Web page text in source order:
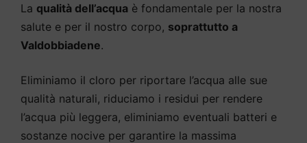
La qualità dell’acqua è fondamentale per la nostra
salute e per il nostro corpo, soprattutto a
Valdobbiadene.
Eliminiamo il cloro per riportare l’acqua alle sue
qualità naturali, riduciamo i residui per rendere
l’acqua più leggera, eliminiamo eventuali batteri e
sostanze nocive per garantire la massima